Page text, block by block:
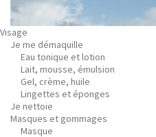
Visage
Je me démaquille
Eau tonique et lotion
Lait, mousse, émulsion
Gel, crème, huile
Lingettes et éponges
Je nettoie
Masques et gommages
Masque